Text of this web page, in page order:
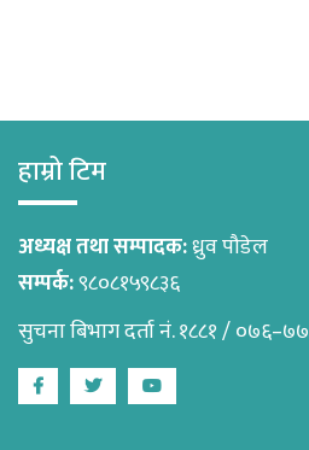
हाम्रो टिम
अध्यक्ष तथा सम्पादक:ध्रुव पौडेल
सम्पर्क:९८०८१५९८३६
सुचना बिभाग दर्ता नं. १८८१ / ०७६–७७
FacebookTwitterYoutube